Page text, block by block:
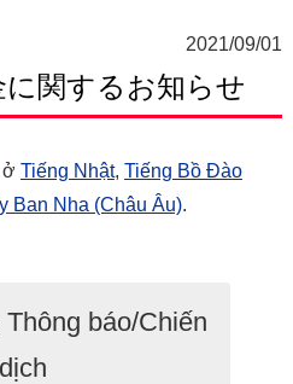
2021/09/01
関するお知らせ
ở Tiếng Nhật, Tiếng Bồ Đào
Ban Nha (Châu Âu).
báo/Chiến
dịch